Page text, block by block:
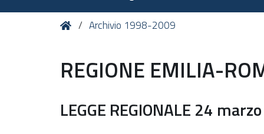
Tu HomeArchivio 1998-2009
REGIONE EMILIA-
LEGGE REGIONALE 24